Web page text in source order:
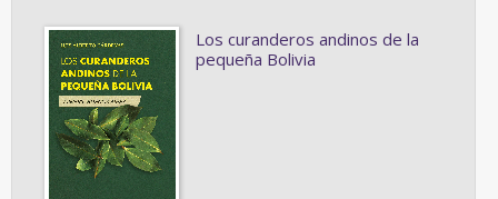
Los curanderos andinos de la
pequeña Bolivia